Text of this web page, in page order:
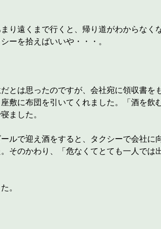
り遠くまで行くと、帰り道がわからなく
ーを拾えばいいや・・・。
とは思ったのですが、会社宛に領収書を
に布団を引いてくれました。「酒を飲
ました。
ルで迎え酒をすると、タクシーで会社
そのかわり、「危なくてとても一人では
。